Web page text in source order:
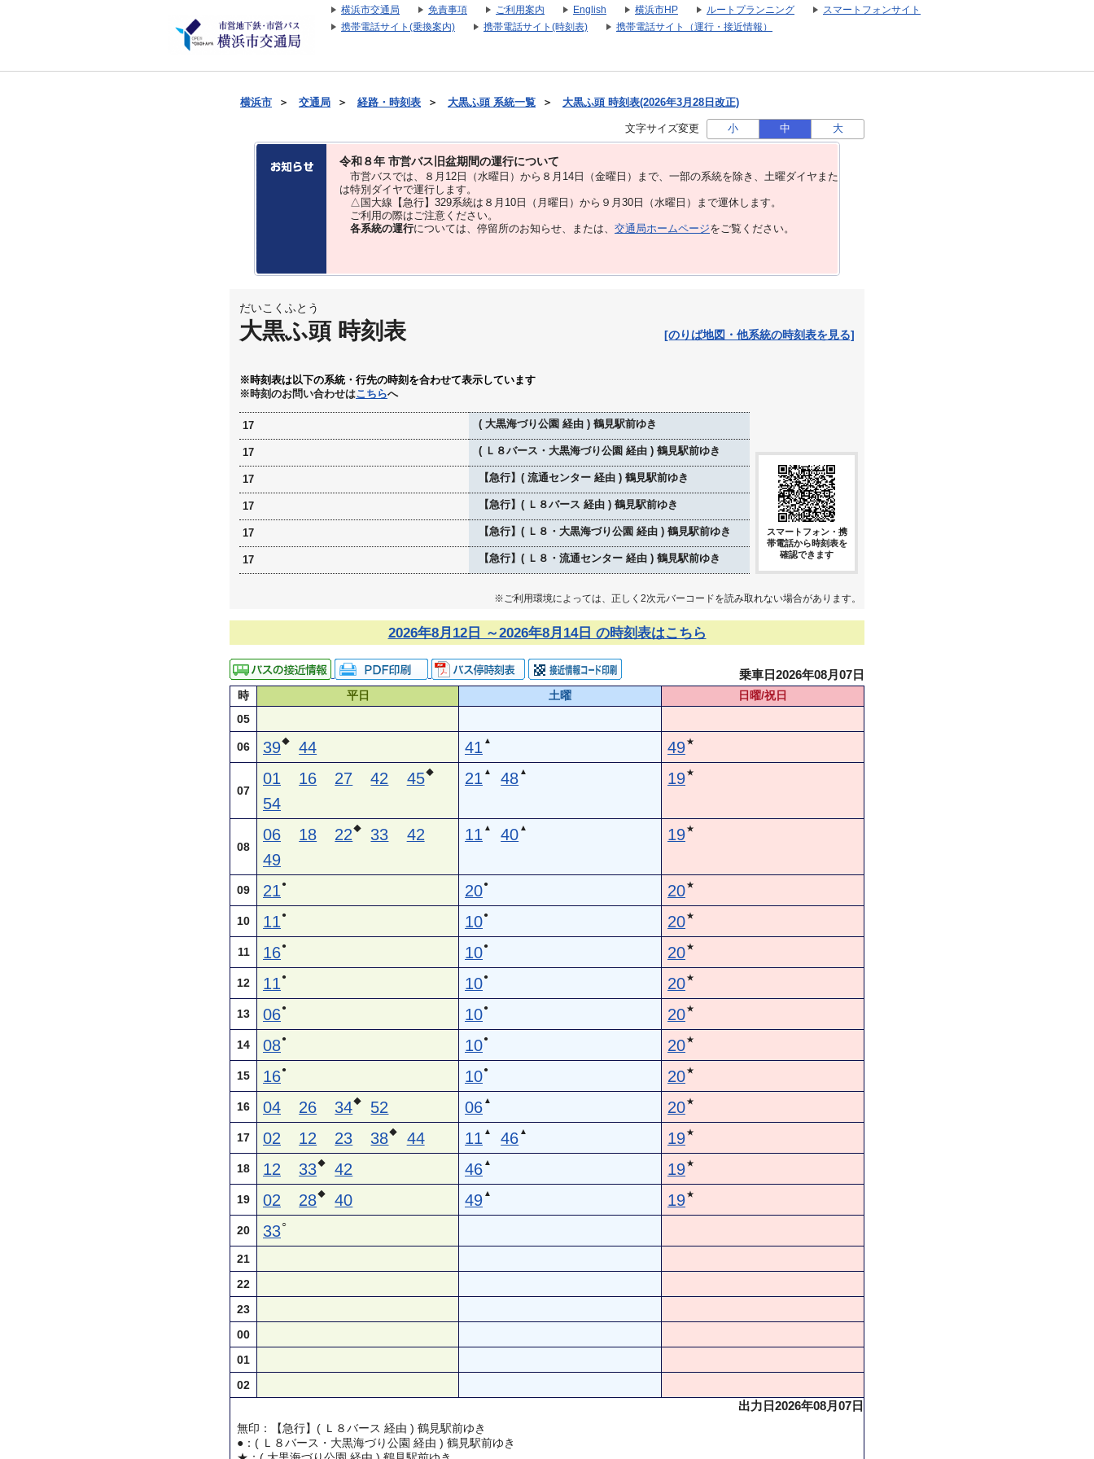
横浜市交通局 免責事項 ご利用案内 English 横浜市HP ルートプランニング
スマートフォンサイト
携帯電話サイト(乗換案内)
携帯電話サイト(時刻表) 携帯電話サイト（運行・接近情報）
横浜市 ＞ 交通局 ＞ 経路・時刻表 ＞ 大黒ふ頭 系統一覧 ＞ 大黒ふ頭 時刻表(2026年3月28日改正)
文字サイズ変更 小 中 大
令和８年 市営バス旧盆期間の運行について
市営バスでは、８⽉12⽇（水曜日）から８⽉14⽇（金曜日）まで、⼀部の系統を除き、⼟曜ダイヤまた
は特別ダイヤで運⾏します。
△国大線【急行】329系統は８月10日（月曜日）から９月30日（水曜日）まで運休します。
ご利用の際はご注意ください。
各系統の運行については、停留所のお知らせ、または、 交通局ホームページをご覧ください。
だいこくふとう
大黒ふ頭 時刻表 [のりば地図・他系統の時刻表を見る]
※時刻表は以下の系統・行先の時刻を合わせて表示しています
※時刻のお問い合わせはこちらへ
17 ( 大黒海づり公園 経由 ) 鶴見駅前ゆき
17 ( Ｌ８バース・大黒海づり公園 経由 ) 鶴見駅前ゆき
17 【急行】( 流通センター 経由 ) 鶴見駅前ゆき
17 【急行】( Ｌ８バース 経由 ) 鶴見駅前ゆき
17 【急行】( Ｌ８・大黒海づり公園 経由 ) 鶴見駅前ゆき
17 【急行】( Ｌ８・流通センター 経由 ) 鶴見駅前ゆき
スマートフォン・携
帯電話から時刻表を
確認できます
※ご利用環境によっては、正しく2次元バーコードを読み取れない場合があります。
2026年8月12日 ～2026年8月14日 の時刻表はこちら
乗車日2026年08月07日
時 平日 土曜
日曜/祝日
05
06 39◆ 44 41 ▲ 49★
07
01 16 27 42 45◆
54
21 ▲ 48 ▲ 19★
08
06 18 22 ◆ 33
42
49
11 ▲ 40 ▲ 19★
09 21 ● 20● 20★
10 11 ● 10● 20★
11 16● 10● 20★
12 11 ● 10● 20★
13 06● 10● 20★
14 08● 10● 20★
15 16● 10● 20★
16 04 26 34◆ 52 06 ▲ 20★
17 02 12 23 38◆ 44 11 ▲ 46 ▲ 19★
18 12 33◆ 42 46 ▲ 19★
19 02 28◆ 40 49 ▲ 19★
20 33○
21
22
23
00
01
02
出力日2026年08月07日
無印：【急行】( Ｌ８バース 経由 ) 鶴見駅前ゆき
●：( Ｌ８バース・大黒海づり公園 経由 ) 鶴見駅前ゆき